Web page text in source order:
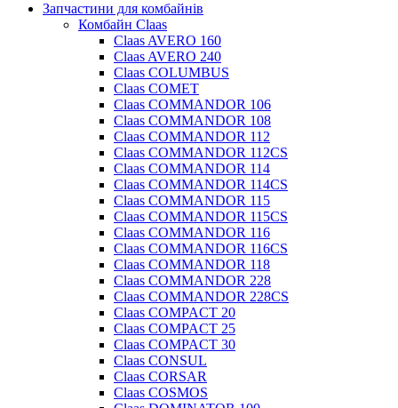
Запчастини для комбайнів
Комбайн Claas
Claas AVERO 160
Claas AVERO 240
Claas COLUMBUS
Claas COMET
Claas COMMANDOR 106
Claas COMMANDOR 108
Claas COMMANDOR 112
Claas COMMANDOR 112CS
Claas COMMANDOR 114
Claas COMMANDOR 114CS
Claas COMMANDOR 115
Claas COMMANDOR 115CS
Claas COMMANDOR 116
Claas COMMANDOR 116CS
Claas COMMANDOR 118
Claas COMMANDOR 228
Claas COMMANDOR 228CS
Claas COMPACT 20
Claas COMPACT 25
Claas COMPACT 30
Claas CONSUL
Claas CORSAR
Claas COSMOS